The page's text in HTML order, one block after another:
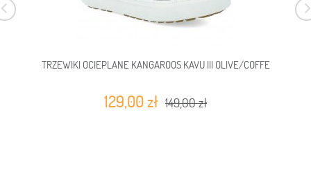
TRZEWIKI OCIEPLANE KANGAROOS KAVU III OLIVE/COFFE
129,00 zł 149,00 zł